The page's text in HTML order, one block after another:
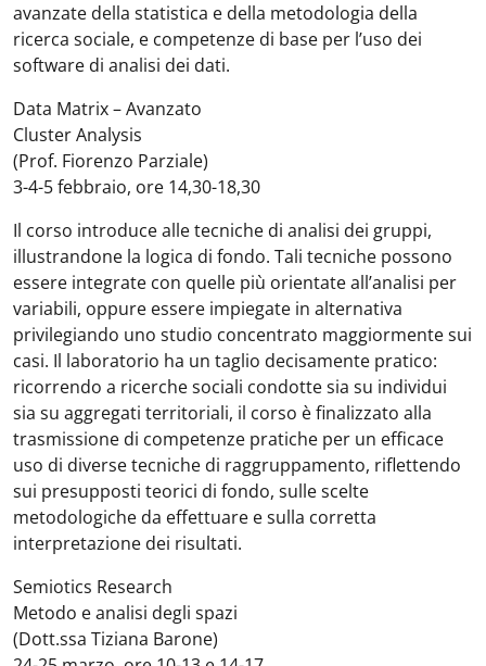
avanzate della statistica e della metodologia della
ricerca sociale, e competenze di base per l’uso dei
software di analisi dei dati.
Data Matrix – Avanzato
Cluster Analysis
(Prof. Fiorenzo Parziale)
3-4-5 febbraio, ore 14,30-18,30
Il corso introduce alle tecniche di analisi dei gruppi,
illustrandone la logica di fondo. Tali tecniche possono
essere integrate con quelle più orientate all’analisi per
variabili, oppure essere impiegate in alternativa
privilegiando uno studio concentrato maggiormente sui
casi. Il laboratorio ha un taglio decisamente pratico:
ricorrendo a ricerche sociali condotte sia su individui
sia su aggregati territoriali, il corso è finalizzato alla
trasmissione di competenze pratiche per un efficace
uso di diverse tecniche di raggruppamento, riflettendo
sui presupposti teorici di fondo, sulle scelte
metodologiche da effettuare e sulla corretta
interpretazione dei risultati.
Semiotics Research
Metodo e analisi degli spazi
(Dott.ssa Tiziana Barone)